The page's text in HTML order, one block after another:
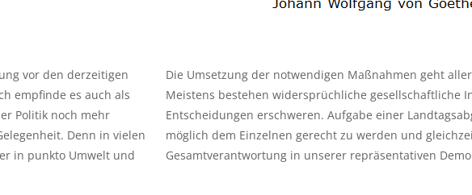
vor den derzeitigen
empfinde es auch als
Politik noch mehr
Denn in vielen
in punkto Umwelt und
Die Umsetzung der notwendigen Maßnahmen geht
Meistens bestehen widersprüchliche gesellschaftliche
Entscheidungen erschweren. Aufgabe einer
möglich dem Einzelnen gerecht zu werden und
Gesamtverantwortung in unserer repräsentativen